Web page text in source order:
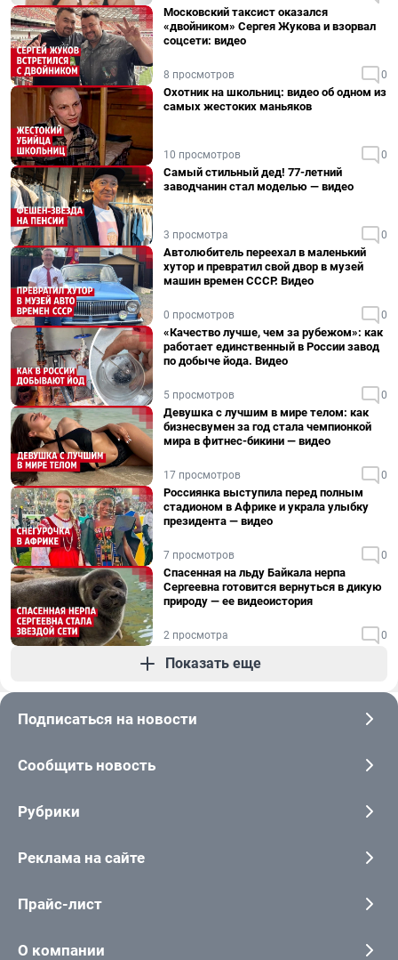
Московский таксист оказался
«двойником» Сергея Жукова и взорвал
соцсети: видео
8 просмотров 0
Охотник на школьниц: видео об одном из
самых жестоких маньяков
10 просмотров 0
Самый стильный дед! 77-летний
заводчанин стал моделью — видео
3 просмотра 0
Автолюбитель переехал в маленький
хутор и превратил свой двор в музей
машин времен СССР. Видео
0 просмотров 0
«Качество лучше, чем за рубежом»: как
работает единственный в России завод
по добыче йода. Видео
5 просмотров 0
Девушка с лучшим в мире телом: как
бизнесвумен за год стала чемпионкой
мира в фитнес-бикини — видео
17 просмотров 0
Россиянка выступила перед полным
стадионом в Африке и украла улыбку
президента — видео
7 просмотров 0
Спасенная на льду Байкала нерпа
Сергеевна готовится вернуться в дикую
природу — ее видеоистория
2 просмотра 0
Показать еще
Подписаться на новости
Сообщить новость
Рубрики
Реклама на сайте
Прайс-лист
О компании